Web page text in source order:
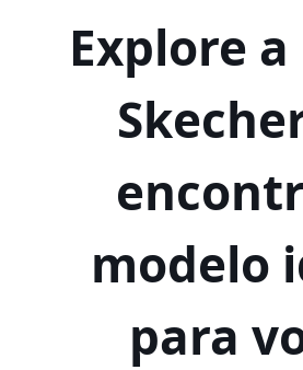
Explore
modelo
para